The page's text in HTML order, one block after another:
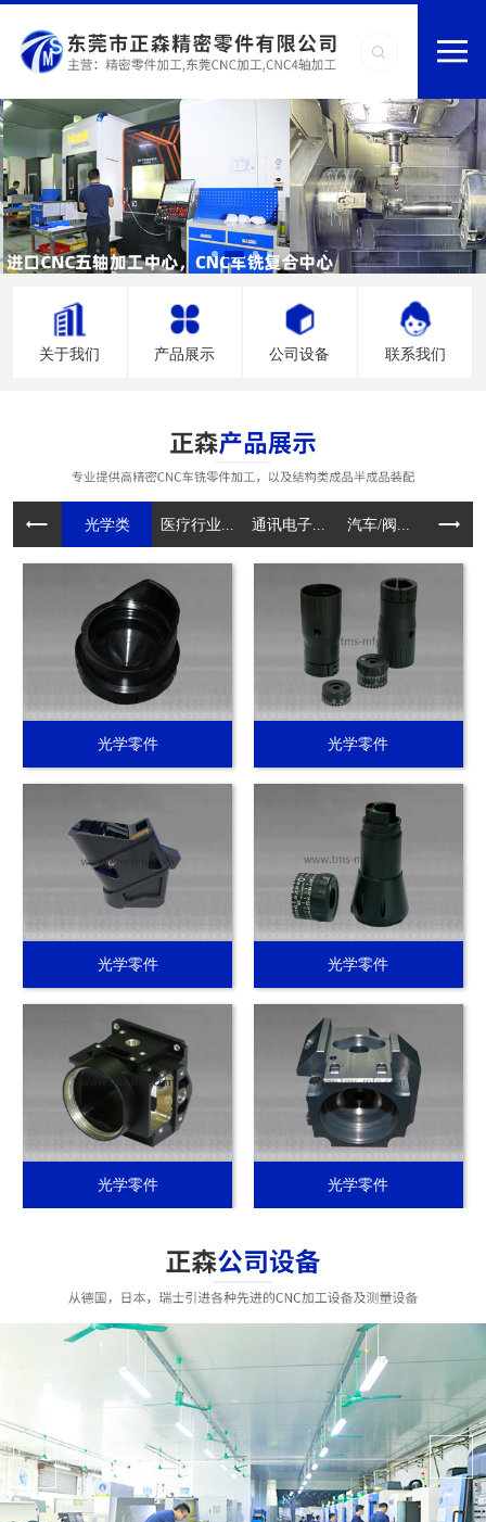
关于我们 产品展示 公司设备 联系我们
光学类 医疗行业... 通讯电子... 汽车/阀... 电动工
光学零件 光学零件
光学零件 光学零件
光学零件 光学零件